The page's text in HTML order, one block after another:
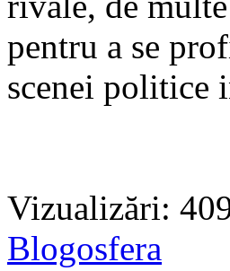
pentru a se
scenei politice
Vizualizări:
Blogosfera